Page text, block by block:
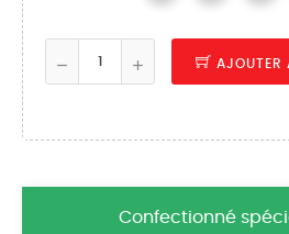
AJOUTER
Confectionné